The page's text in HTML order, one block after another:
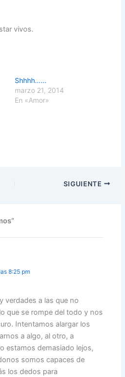
vivos.
Shhhh……
marzo 21, 2014
En «Amor»
SIGUIENTE
8:25 pm
verdades a las que no
que se rompe del todo y nos
Intentamos alargar los
a algo, al otro, a
estamos demasiado lejos,
somos capaces de
los dedos para